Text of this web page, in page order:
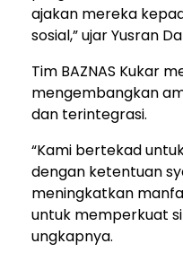
ajakan mereka
sosial,” ujar Yusran
Tim BAZNAS Kukar
mengembangkan
dan terintegrasi.
“Kami bertekad
dengan ketentuan
meningkatkan
untuk memperkuat
ungkapnya.